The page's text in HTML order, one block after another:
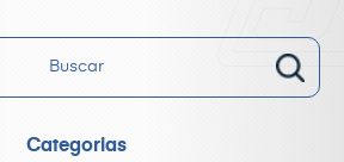
Categorias